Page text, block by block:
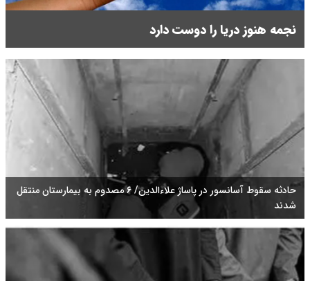
نجمه هنوز دریا را دوست دارد
حادثه سقوط آسانسور در پاساژ علاءالدین/ ۶ مصدوم به بیمارستان منتقل
شدند